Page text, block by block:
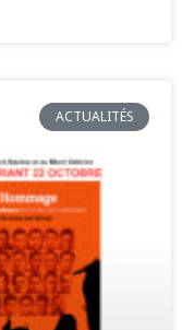
ACTUALITÉS